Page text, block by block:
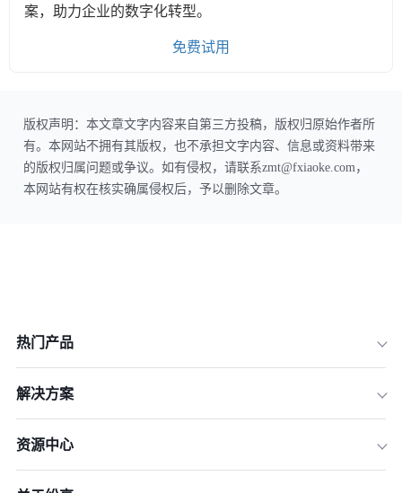
案，助力企业的数字化转型。
免费试用
版权声明：本文章文字内容来自第三方投稿，版权归原始作者所
有。本网站不拥有其版权，也不承担文字内容、信息或资料带来
的版权归属问题或争议。如有侵权，请联系zmt@fxiaoke.com，
本网站有权在核实确属侵权后，予以删除文章。
热门产品
解决方案
资源中心